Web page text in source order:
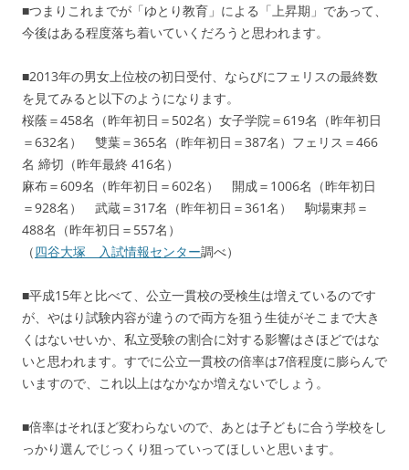
■つまりこれまでが「ゆとり教育」による「上昇期」であって、
今後はある程度落ち着いていくだろうと思われます。
■2013年の男女上位校の初日受付、ならびにフェリスの最終数
を見てみると以下のようになります。
桜蔭＝458名（昨年初日＝502名）女子学院＝619名（昨年初日
＝632名） 雙葉＝365名（昨年初日＝387名）フェリス＝466
名 締切（昨年最終 416名）
麻布＝609名（昨年初日＝602名） 開成＝1006名（昨年初日
＝928名） 武蔵＝317名（昨年初日＝361名） 駒場東邦＝
488名（昨年初日＝557名）
（四谷大塚 入試情報センター調べ）
■平成15年と比べて、公立一貫校の受検生は増えているのです
が、やはり試験内容が違うので両方を狙う生徒がそこまで大き
くはないせいか、私立受験の割合に対する影響はさほどではな
いと思われます。すでに公立一貫校の倍率は7倍程度に膨らんで
いますので、これ以上はなかなか増えないでしょう。
■倍率はそれほど変わらないので、あとは子どもに合う学校をし
っかり選んでじっくり狙っていってほしいと思います。